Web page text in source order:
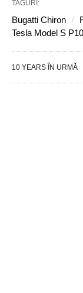
TAGURI:
Bugatti Chiron
Tesla Model S
10 YEARS ÎN URMĂ